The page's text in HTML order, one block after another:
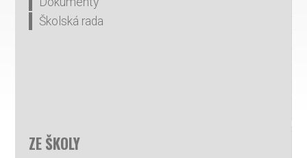
Školská rada
ZE ŠKOLY